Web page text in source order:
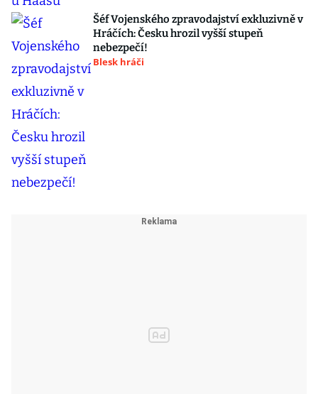
Šéf Vojenského zpravodajství exkluzivně v
Hráčích: Česku hrozil vyšší stupeň
nebezpečí!
Blesk hráči